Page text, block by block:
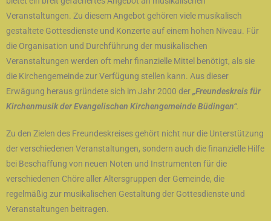
Veranstaltungen. Zu diesem Angebot gehören viele musikalisch
gestaltete Gottesdienste und Konzerte auf einem hohen Niveau. Für
die Organisation und Durchführung der musikalischen
Veranstaltungen werden oft mehr finanzielle Mittel benötigt, als sie
die Kirchengemeinde zur Verfügung stellen kann. Aus dieser
Erwägung heraus gründete sich im Jahr 2000 der„Freundeskreis für
Kirchenmusik der Evangelischen Kirchengemeinde Büdingen“.
Zu den Zielen des Freundeskreises gehört nicht nur die Unterstützung
der verschiedenen Veranstaltungen, sondern auch die finanzielle Hilfe
bei Beschaffung von neuen Noten und Instrumenten für die
verschiedenen Chöre aller Altersgruppen der Gemeinde, die
regelmäßig zur musikalischen Gestaltung der Gottesdienste und
Veranstaltungen beitragen.